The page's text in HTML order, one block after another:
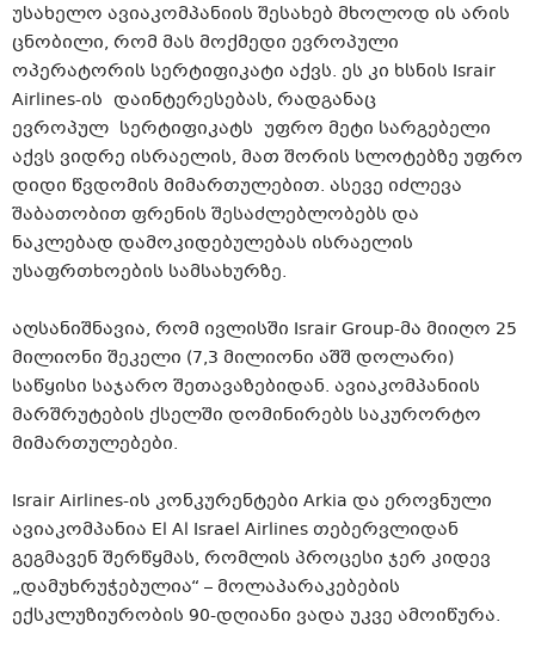
უსახელო ავიაკომპანიის შესახებ მხოლოდ ის არის
ცნობილი, რომ მას მოქმედი ევროპული
ოპერატორის სერტიფიკატი აქვს. ეს კი ხსნის Israir
Airlines-ის დაინტერესებას, რადგანაც
ევროპულ სერტიფიკატს უფრო მეტი სარგებელი
აქვს ვიდრე ისრაელის, მათ შორის სლოტებზე უფრო
დიდი წვდომის მიმართულებით. ასევე იძლევა
შაბათობით ფრენის შესაძლებლობებს და
ნაკლებად დამოკიდებულებას ისრაელის
უსაფრთხოების სამსახურზე.
აღსანიშნავია, რომ ივლისში Israir Group-მა მიიღო 25
მილიონი შეკელი (7,3 მილიონი აშშ დოლარი)
საწყისი საჯარო შეთავაზებიდან. ავიაკომპანიის
მარშრუტების ქსელში დომინირებს საკურორტო
მიმართულებები.
Israir Airlines-ის კონკურენტები Arkia და ეროვნული
ავიაკომპანია El Al Israel Airlines თებერვლიდან
გეგმავენ შერწყმას, რომლის პროცესი ჯერ კიდევ
„დამუხრუჭებულია“ – მოლაპარაკებების
ექსკლუზიურობის 90-დღიანი ვადა უკვე ამოიწურა.